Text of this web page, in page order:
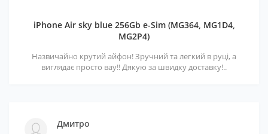
iPhone Air sky blue 256Gb e-Sim (MG364, MG1D4,
MG2P4)
Назвичайно крутий айфон! Зручний та легкий в руці, а
виглядає просто вау!! Дякую за швидку доставку!..
Дмитро